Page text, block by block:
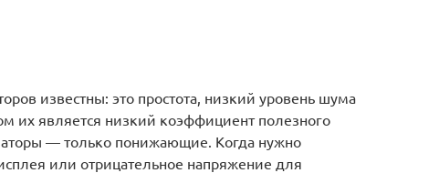
известны: это простота, низкий уровень шума
их является низкий коэффициент полезного
— только понижающие. Когда нужно
или отрицательное напряжение для